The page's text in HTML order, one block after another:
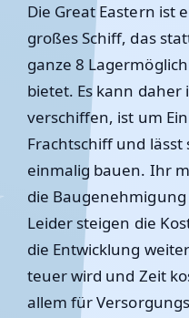
Die Great Eastern ist
großes Schiff, das
ganze 8
bietet. Es kann daher
verschiffen, ist um
Frachtschiff und
einmalig bauen. Ihr
die
Leider steigen die
die Entwicklung
teuer wird und Zeit
allem für